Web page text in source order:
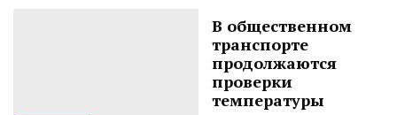
В общественном
транспорте
продолжаются
проверки
температуры